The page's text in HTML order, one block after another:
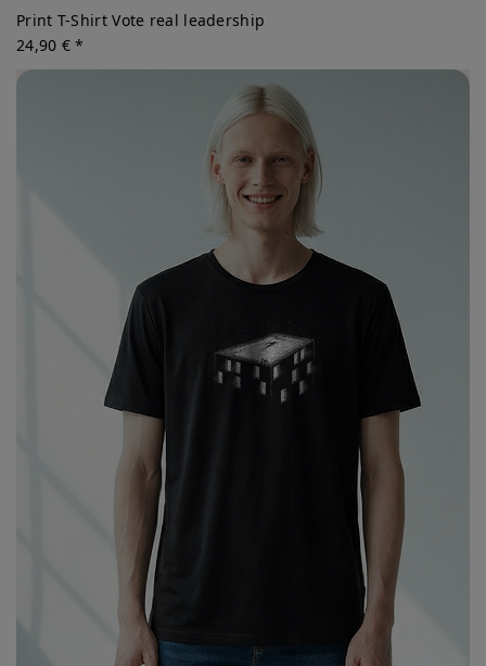
Print T-Shirt Vote real leadership
24,90 € *